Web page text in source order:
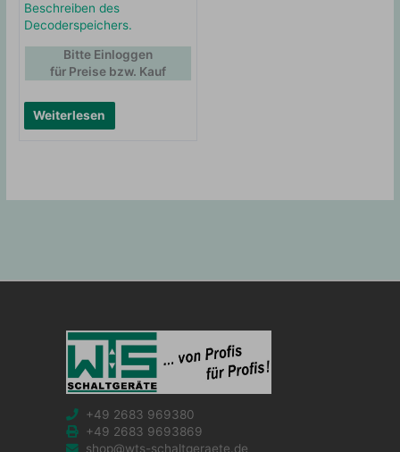
Beschreiben des
Decoderspeichers.
Weiterlesen
Bitte Einloggen
für Preise bzw. Kauf
+49 2683 969380
+49 2683 9693869
shop@wts-schaltgeraete.de